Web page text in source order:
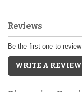
Reviews
Be the first one to
WRITE A REVIEW